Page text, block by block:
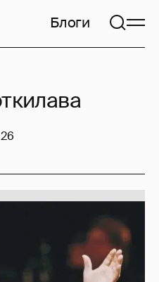
Блоги
26